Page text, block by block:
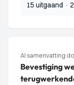
15 uitgaand ·
AI samenvatting
Bevestiging